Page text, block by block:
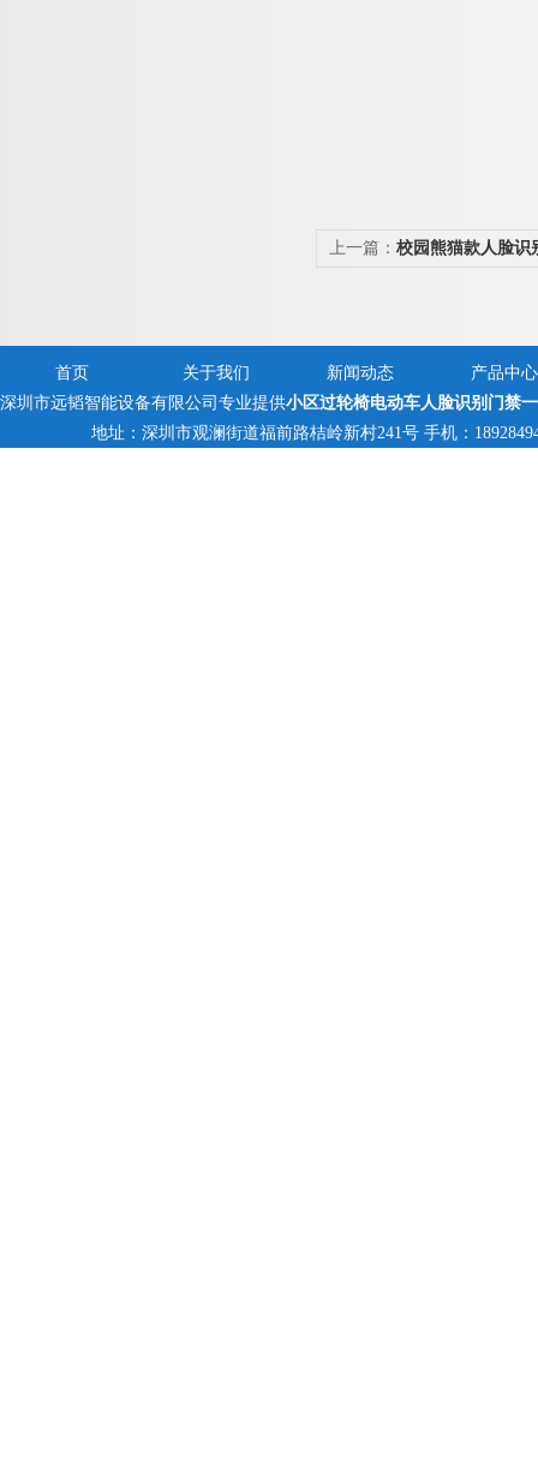
上一篇： 校园熊猫款人脸识
首页 关于我们 新闻动态
产品中心
深圳市远韬智能设备有限公司专业提供小区过轮椅电动车人脸识别门禁
地址：深圳市观澜街道福前路桔岭新村241号 手机：